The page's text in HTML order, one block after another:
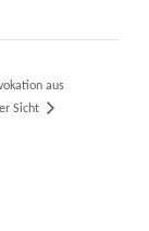
aus
Sicht